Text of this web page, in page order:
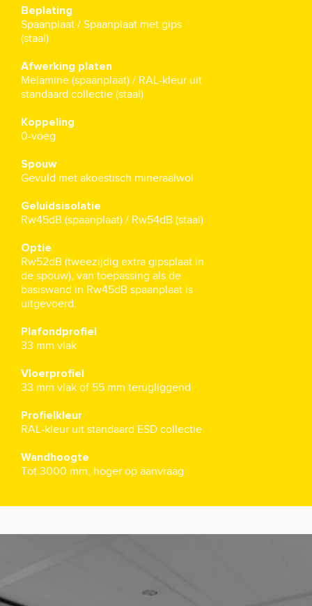
Beplating
Spaanplaat / Spaanplaat met gips
(staal)
Afwerking platen
Melamine (spaanplaat) / RAL-kleur uit
standaard collectie (staal)
Koppeling
0-voeg
Spouw
Gevuld met akoestisch mineraalwol
Geluidsisolatie
Rw45dB (spaanplaat) / Rw54dB (staal)
Optie
Rw52dB (tweezijdig extra gipsplaat in
de spouw), van toepassing als de
basiswand in Rw45dB spaanplaat is
uitgevoerd.
Plafondprofiel
33 mm vlak
Vloerprofiel
33 mm vlak of 55 mm terugliggend
Profielkleur
RAL-kleur uit standaard ESD collectie
Wandhoogte
Tot 3000 mm, hoger op aanvraag